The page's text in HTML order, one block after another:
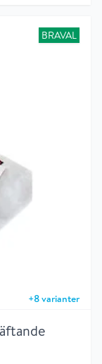
+8varianter
BRAVAL